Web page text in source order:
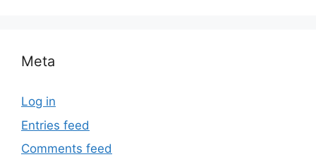
Meta
Log in
Entries feed
Comments feed